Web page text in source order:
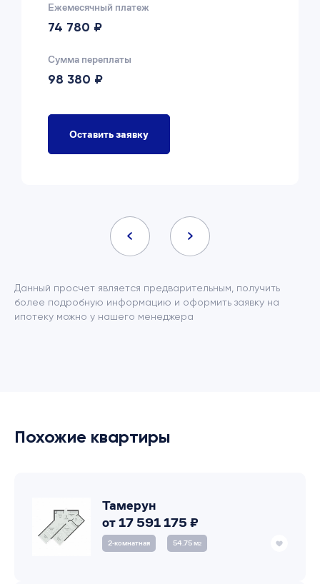
Ежемесячный платеж
74 780 ₽
Сумма переплаты
98 380 ₽
Оставить заявку
Данный просчет является предварительным, получить
более подробную информацию и оформить заявку на
ипотеку можно у нашего менеджера
Похожие квартиры
Тамерун
от 17 591 175 ₽
2‑комнатная 54.75 м2